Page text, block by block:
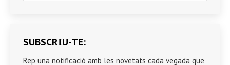
SUBSCRIU-TE:
Rep una notificació amb les novetats cada vegada que